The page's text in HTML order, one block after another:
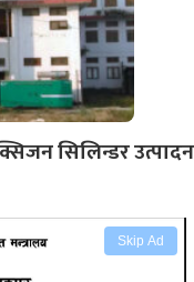
Skip Ad
सिलिन्डर उत्पादन